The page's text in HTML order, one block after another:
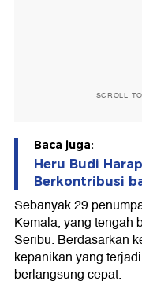
SCROLL
Baca juga:
Heru Budi
Berkontribusi
Sebanyak 29
Kemala, yang tengah
Seribu. Berdasarkan
kepanikan yang
berlangsung cepat.